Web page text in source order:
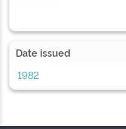
Date issued
1982